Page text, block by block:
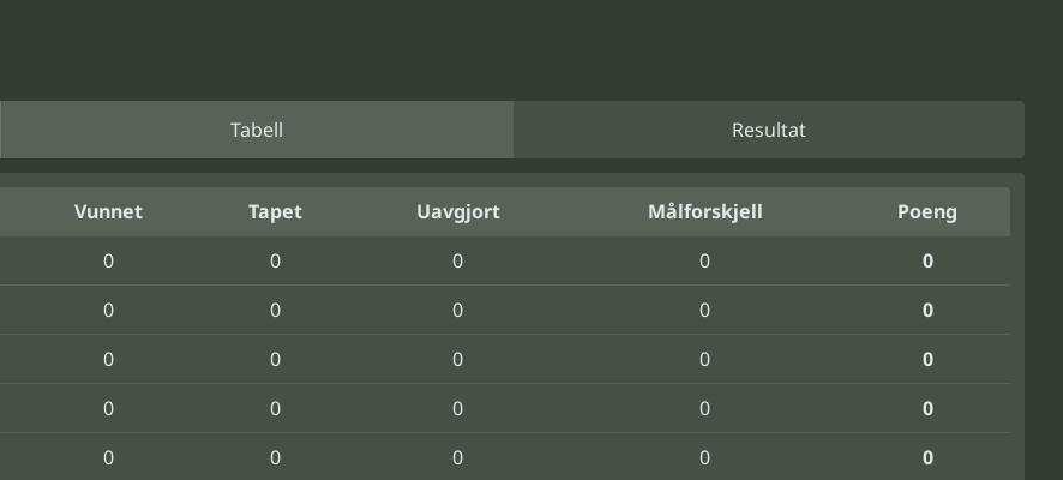
Tabell Resultat
Vunnet Tapet Uavgjort Målforskjell
Poeng
0 0 0 0
0
0 0 0 0
0
0 0 0 0
0
0 0 0 0
0
0 0 0 0
0